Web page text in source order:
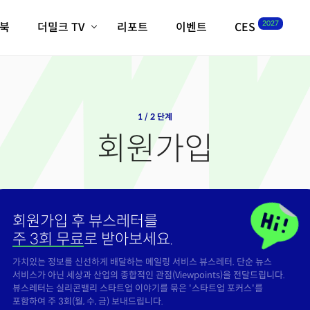
더밀크 TV
크리스의 뉴욕 시그널
밸리토크
리포트 이벤트 CES 2027
1 / 2 단계
회원가입
회원가입 후 뷰스레터를
주 3회 무료로 받아보세요.
가치있는 정보를 신선하게 배달하는 메일링 서비스 뷰스레터. 단순 뉴스
서비스가 아닌 세상과 산업의 종합적인 관점(Viewpoints)을 전달드립니다.
뷰스레터는 실리콘밸리 스타트업 이야기를 묶은 '스타트업 포커스'를
포함하여 주 3회(월, 수, 금) 보내드립니다.